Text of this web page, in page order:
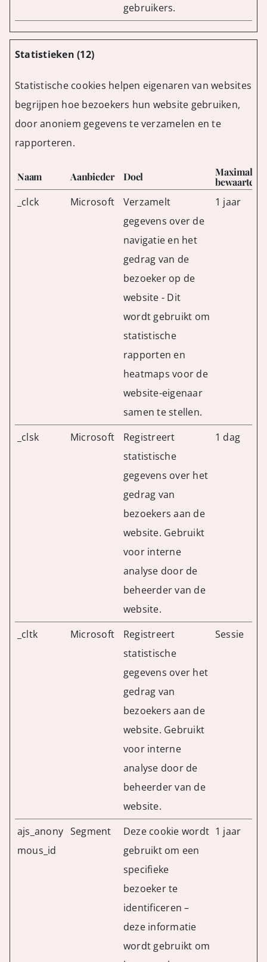
gebruikers.
Statistieken (12)
Statistische cookies helpen eigenaren van websites
begrijpen hoe bezoekers hun website gebruiken,
door anoniem gegevens te verzamelen en te
rapporteren.
Naam Aanbieder Doel
Maximale
_clck Microsoft
Verzamelt
gegevens over de
navigatie en het
gedrag van de
bezoeker op de
website - Dit
wordt gebruikt om
statistische
rapporten en
heatmaps voor de
website-eigenaar
samen te stellen.
1 jaar
_clsk Microsoft
Registreert
statistische
gegevens over het
gedrag van
bezoekers aan de
website. Gebruikt
voor interne
analyse door de
beheerder van de
website.
1 dag
_cltk Microsoft
Registreert
statistische
gegevens over het
gedrag van
bezoekers aan de
website. Gebruikt
voor interne
analyse door de
beheerder van de
website.
Sessie
ajs_anony
mous_id
Segment
Deze cookie wordt
gebruikt om een
specifieke
bezoeker te
identificeren –
deze informatie
wordt gebruikt om
1 jaar